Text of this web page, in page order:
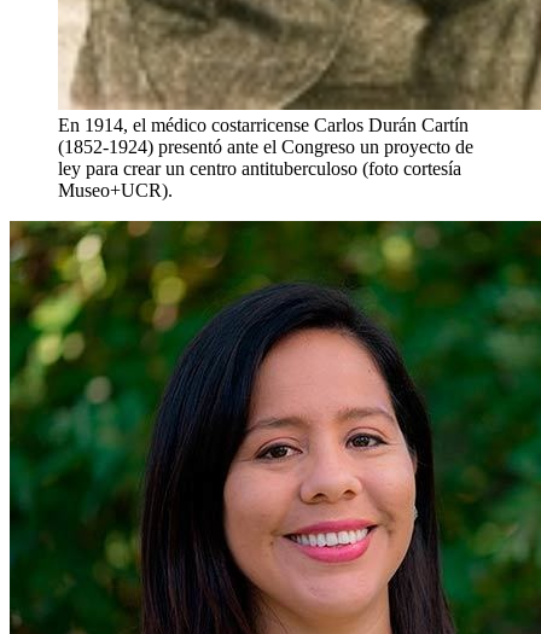
En 1914, el médico costarricense Carlos Durán Cartín
(1852-1924) presentó ante el Congreso un proyecto de
ley para crear un centro antituberculoso (foto cortesía
Museo+UCR).